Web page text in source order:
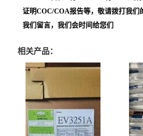
证明COC/COA报告等，敬请拨打我们
我们留言，我们会时间给您们
相关产品：